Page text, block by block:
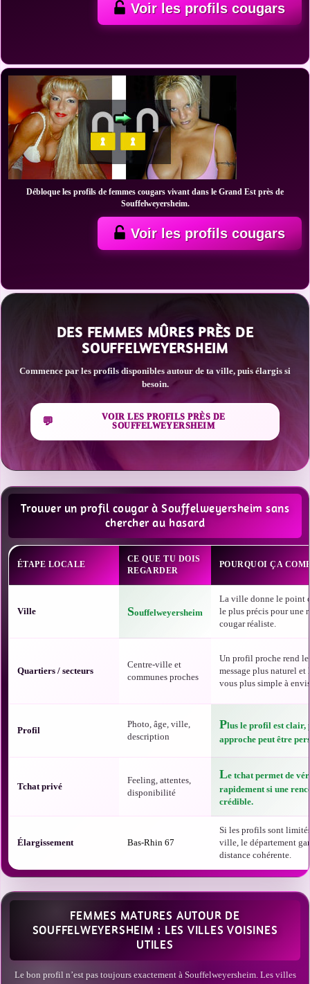
Voir les profils cougars
Débloque les profils de femmes cougars vivant dans le Grand Est près de
Souffelweyersheim.
Voir les profils cougars
DES FEMMES MÛRES PRÈS DE
SOUFFELWEYERSHEIM
Commence par les profils disponibles autour de ta ville, puis élargis si
besoin.
VOIR LES PROFILS PRÈS DE
SOUFFELWEYERSHEIM
Trouver un profil cougar à Souffelweyersheim sans
chercher au hasard
ÉTAPE LOCALE
CE QUE TU DOIS
REGARDER
POURQUOI ÇA
Ville Souffelweyersheim
La ville donne le point
le plus précis pour une
cougar réaliste.
Quartiers / secteurs
Centre-ville et
communes proches
Un profil proche rend
message plus naturel et
vous plus simple à
Profil
Photo, âge, ville,
description
Plus le profil est clair,
approche peut être
Tchat privé
Feeling, attentes,
disponibilité
Le tchat permet de
rapidement si une
crédible.
Élargissement Bas-Rhin 67
Si les profils sont
ville, le département
distance cohérente.
FEMMES MATURES AUTOUR DE
SOUFFELWEYERSHEIM : LES VILLES VOISINES
UTILES
Le bon profil n’est pas toujours exactement à Souffelweyersheim. Les villes